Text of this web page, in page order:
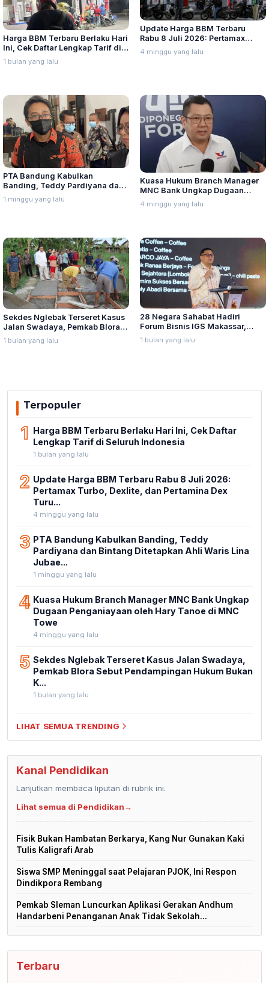
Harga BBM Terbaru Berlaku Hari
Ini, Cek Daftar Lengkap Tarif di
Seluruh Indonesia
1 bulan yang lalu
Update Harga BBM Terbaru
Rabu 8 Juli 2026: Pertamax
Turbo, Dexlite, dan Pertamina
Dex Turun
4 minggu yang lalu
PTA Bandung Kabulkan
Banding, Teddy Pardiyana dan
Bintang Ditetapkan Ahli Waris
Lina Jubaedah
1 minggu yang lalu
Kuasa Hukum Branch Manager
MNC Bank Ungkap Dugaan
Penganiayaan oleh Hary Tanoe
di MNC Towe
4 minggu yang lalu
Sekdes Nglebak Terseret Kasus
Jalan Swadaya, Pemkab Blora
Sebut Pendampingan Hukum
Bukan Kewenangannya
1 bulan yang lalu
28 Negara Sahabat Hadiri
Forum Bisnis IGS Makassar,
Munafri Tawarkan Investasi
Stadion Untia
1 bulan yang lalu
Terpopuler
1 Harga BBM Terbaru Berlaku Hari Ini, Cek Daftar
Lengkap Tarif di Seluruh Indonesia
1 bulan yang lalu
2 Update Harga BBM Terbaru Rabu 8 Juli 2026:
Pertamax Turbo, Dexlite, dan Pertamina Dex
Turu...
4 minggu yang lalu
3 PTA Bandung Kabulkan Banding, Teddy
Pardiyana dan Bintang Ditetapkan Ahli Waris Lina
Jubae...
1 minggu yang lalu
4 Kuasa Hukum Branch Manager MNC Bank Ungkap
Dugaan Penganiayaan oleh Hary Tanoe di MNC
Towe
4 minggu yang lalu
5 Sekdes Nglebak Terseret Kasus Jalan Swadaya,
Pemkab Blora Sebut Pendampingan Hukum Bukan
K...
1 bulan yang lalu
LIHAT SEMUA TRENDING
Kanal Pendidikan
Lanjutkan membaca liputan di rubrik ini.
Lihat semua di Pendidikan→
Fisik Bukan Hambatan Berkarya, Kang Nur Gunakan Kaki
Tulis Kaligrafi Arab
Siswa SMP Meninggal saat Pelajaran PJOK, Ini Respon
Dindikpora Rembang
Pemkab Sleman Luncurkan Aplikasi Gerakan Andhum
Handarbeni Penanganan Anak Tidak Sekolah...
Terbaru